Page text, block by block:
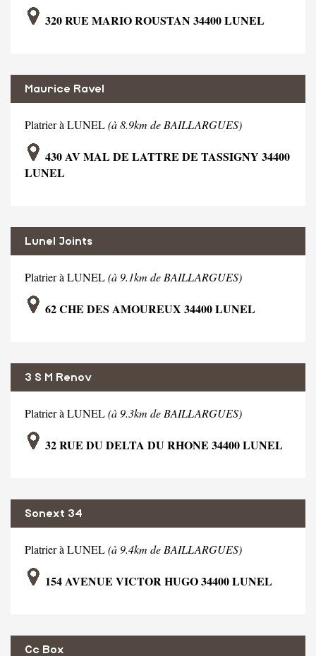
320 RUE MARIO ROUSTAN 34400 LUNEL
Maurice Ravel
Platrier à LUNEL(à 8.9km de BAILLARGUES)
430 AV MAL DE LATTRE DE TASSIGNY 34400
LUNEL
Lunel Joints
Platrier à LUNEL(à 9.1km de BAILLARGUES)
62 CHE DES AMOUREUX 34400 LUNEL
3 S M Renov
Platrier à LUNEL(à 9.3km de BAILLARGUES)
32 RUE DU DELTA DU RHONE 34400 LUNEL
Sonext 34
Platrier à LUNEL(à 9.4km de BAILLARGUES)
154 AVENUE VICTOR HUGO 34400 LUNEL
Cc Box